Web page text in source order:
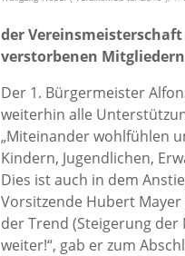
der
verstorbenen
Der 1. Bürgermeister
weiterhin alle
„Miteinander wohlfühlen
Kindern, Jugendlichen,
Dies ist auch in dem
Vorsitzende Hubert
der Trend (Steigerung der
weiter!“, gab er zum